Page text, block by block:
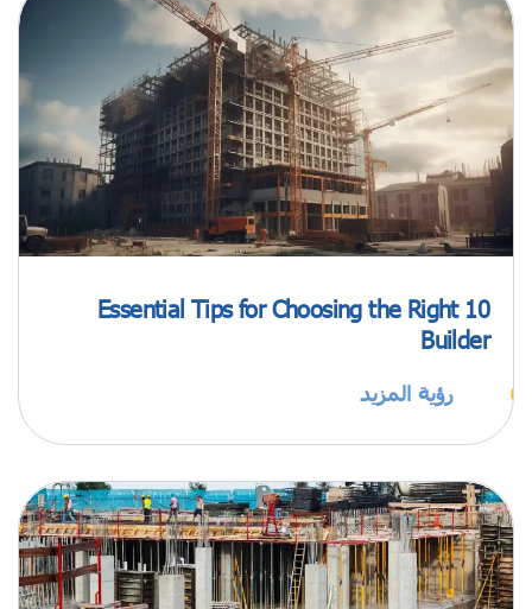
10 Essential Tips for Choosing the Right
Builder
رؤية المزيد